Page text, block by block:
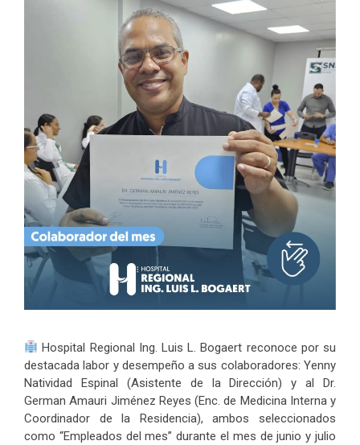
Hospital Regional Ing. Luis L. Bogaert reconoce por su
destacada labor y desempeño a sus colaboradores: Yenny
Natividad Espinal (Asistente de la Dirección) y al Dr.
German Amauri Jiménez Reyes (Enc. de Medicina Interna y
Coordinador de la Residencia), ambos seleccionados
como “Empleados del mes” durante el mes de junio y julio